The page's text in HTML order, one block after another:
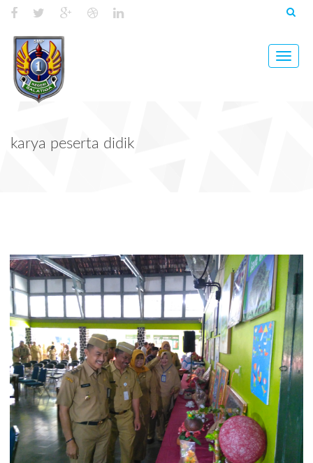
Toggle
karya peserta didik